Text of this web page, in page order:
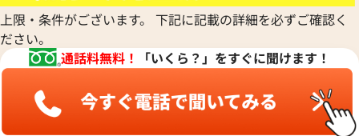
マ行
ヤ行
上限・条件がございます。 下記に記載の詳細を必ずご確認く
ださい。
通話料無料！
「いくら？」をすぐに聞けます！